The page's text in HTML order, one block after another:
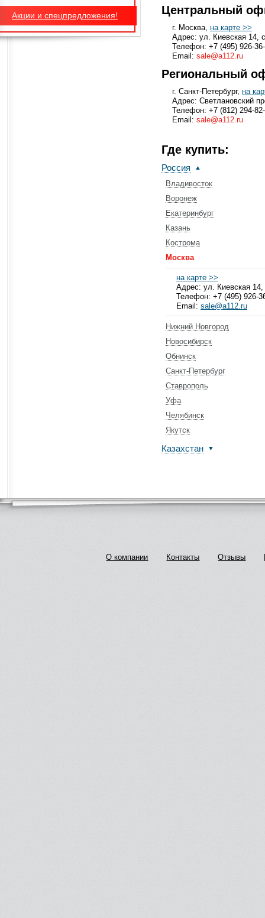
Центральный
г. Москва, на карте >>
Адрес: ул. Киевская 14,
Телефон: +7 (495) 926-
Email: sale@a112.ru
Региональный
г. Санкт-Петербург, на
Адрес: Светлановский
Телефон: +7 (812) 294-
Email: sale@a112.ru
Где купить:
Россия
Владивосток
Воронеж
Екатеринбург
Казань
Кострома
Москва
на карте >>
Адрес: ул. Киевская 14,
Телефон: +7 (495) 926-
Email: sale@a112.ru
Нижний Новгород
Новосибирск
Обнинск
Санкт-Петербург
Ставрополь
Уфа
Челябинск
Якутск
Казахстан
Акции и спецпредложения!
О компании Контакты Отзывы